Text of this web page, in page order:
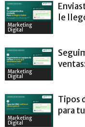
Marketing
Digital
le
Marketing
Digital
Marketing
Digital
Tipos
para